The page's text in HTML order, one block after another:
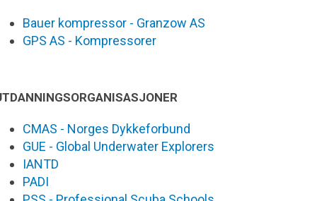
Bauer kompressor - Granzow AS
GPS AS - Kompressorer
CMAS - Norges Dykkeforbund
GUE - Global Underwater Explorers
IANTD
PADI